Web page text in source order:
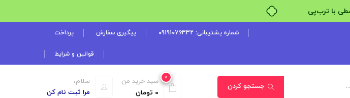
با ترب‌پی
شماره پشتیبانی: 09191076332 پیگیری سفارش پرداخت
قوانین و شرایط
جستجو کردن
سلام،
مرا ثبت نام کن
0
سبد خرید من
0 تومان